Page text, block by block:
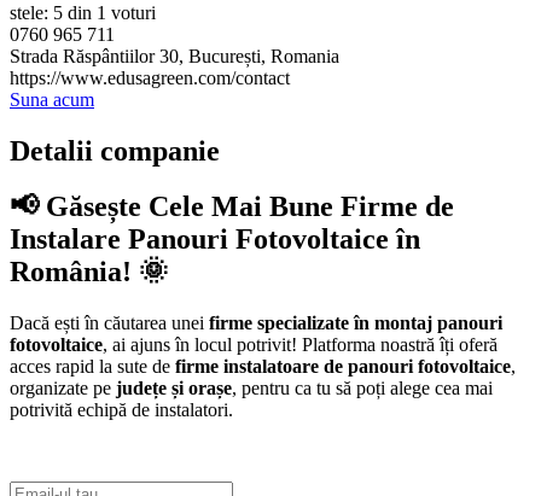
stele: 5 din 1 voturi
0760 965 711
Strada Răspântiilor 30, București, Romania
https://www.edusagreen.com/contact
Suna acum
Detalii companie
📢 Găsește Cele Mai Bune Firme de
Instalare Panouri Fotovoltaice în
România! 🌞
Dacă ești în căutarea unei firme specializate în montaj panouri
fotovoltaice, ai ajuns în locul potrivit! Platforma noastră îți oferă
acces rapid la sute de firme instalatoare de panouri fotovoltaice,
organizate pe județe și orașe, pentru ca tu să poți alege cea mai
potrivită echipă de instalatori.